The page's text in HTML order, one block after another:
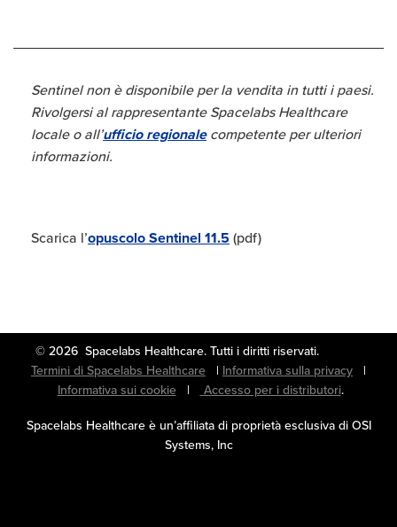
Sentinel non è disponibile per la vendita in tutti i paesi.
Rivolgersi al rappresentante Spacelabs Healthcare
locale o all’ufficio regionalecompetente per ulteriori
informazioni.
Scarica l’opuscolo Sentinel 11.5(pdf)
© 2026 Spacelabs Healthcare. Tutti i diritti riservati.
Termini di Spacelabs Healthcare | Informativa sulla privacy |
Informativa sui cookie| Accesso per i distributori.
Spacelabs Healthcare è un’affiliata di proprietà esclusiva di OSI
Systems, Inc